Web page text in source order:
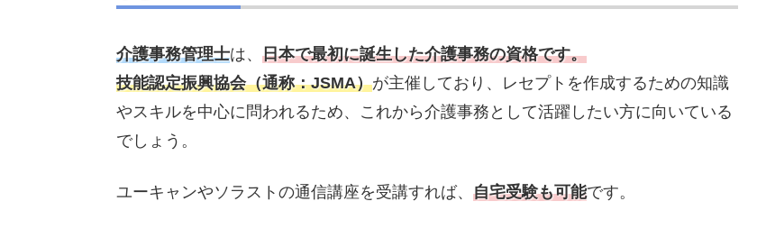
介護事務管理士は、 日本で最初に誕生した介護事務の資格です。
技能認定振興協会（通称：JSMA）が主催しており、レセプトを作成するための知識
やスキルを中心に問われるため、これから介護事務として活躍したい方に向いている
でしょう。
ユーキャンやソラストの通信講座を受講すれば、 自宅受験も可能です。